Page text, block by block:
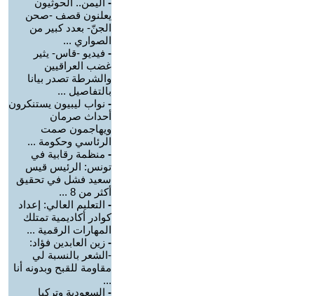
- اليمن.. الحوثيون
يعلنون قصف -صحن
الجنّ- بعدد كبير من
الصواري ...
- فيديو -قاس- يثير
غضب العراقيين
والشرطة تصدر بيانا
بالتفاصيل ...
- نواب ليبيون يستنكرون
أحداث صرمان
ويهاجمون صمت
الرئاسي وحكومة ...
- منظمة رقابية في
تونس: الرئيس قيس
سعيد فشل في تحقيق
أكثر من 8 ...
- التعليم العالي: إعداد
كوادر أكاديمية تمتلك
المهارات الرقمية ...
- زين العابدين فؤاد:
-الشعر بالنسبة لي
مقاومة للقبح وبدونه أنا
...
- السعودية وتركيا